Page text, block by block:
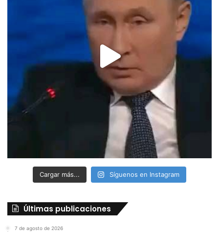
Cargar más... Síguenos en Instagram
Últimas publicaciones
7 de agosto de 2026